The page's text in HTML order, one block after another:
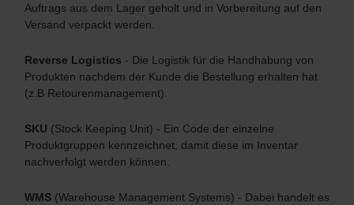
Auftrags aus dem Lager geholt und in Vorbereitung auf den
Versand verpackt werden.
Reverse Logistics - Die Logistik für die Handhabung von
Produkten nachdem der Kunde die Bestellung erhalten hat
(z.B Retourenmanagement).
SKU (Stock Keeping Unit) - Ein Code der einzelne
Produktgruppen kennzeichnet, damit diese im Inventar
nachverfolgt werden können.
WMS (Warehouse Management Systems) - Dabei handelt es